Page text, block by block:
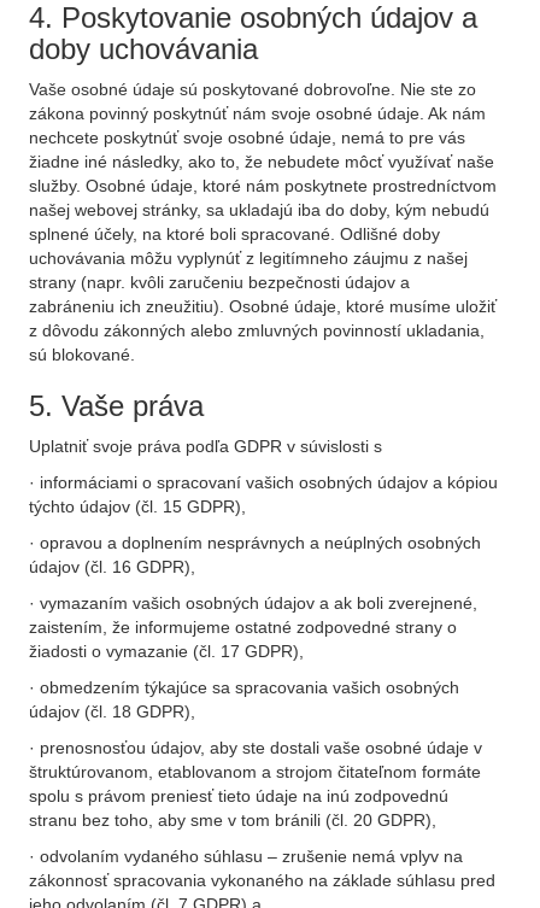
4. Poskytovanie osobných údajov a
doby uchovávania
Vaše osobné údaje sú poskytované dobrovoľne. Nie ste zo
zákona povinný poskytnúť nám svoje osobné údaje. Ak nám
nechcete poskytnúť svoje osobné údaje, nemá to pre vás
žiadne iné následky, ako to, že nebudete môcť využívať naše
služby. Osobné údaje, ktoré nám poskytnete prostredníctvom
našej webovej stránky, sa ukladajú iba do doby, kým nebudú
splnené účely, na ktoré boli spracované. Odlišné doby
uchovávania môžu vyplynúť z legitímneho záujmu z našej
strany (napr. kvôli zaručeniu bezpečnosti údajov a
zabráneniu ich zneužitiu). Osobné údaje, ktoré musíme uložiť
z dôvodu zákonných alebo zmluvných povinností ukladania,
sú blokované.
5. Vaše práva
Uplatniť svoje práva podľa GDPR v súvislosti s
· informáciami o spracovaní vašich osobných údajov a kópiou
týchto údajov (čl. 15 GDPR),
· opravou a doplnením nesprávnych a neúplných osobných
údajov (čl. 16 GDPR),
· vymazaním vašich osobných údajov a ak boli zverejnené,
zaistením, že informujeme ostatné zodpovedné strany o
žiadosti o vymazanie (čl. 17 GDPR),
· obmedzením týkajúce sa spracovania vašich osobných
údajov (čl. 18 GDPR),
· prenosnosťou údajov, aby ste dostali vaše osobné údaje v
štruktúrovanom, etablovanom a strojom čitateľnom formáte
spolu s právom preniesť tieto údaje na inú zodpovednú
stranu bez toho, aby sme v tom bránili (čl. 20 GDPR),
· odvolaním vydaného súhlasu – zrušenie nemá vplyv na
zákonnosť spracovania vykonaného na základe súhlasu pred